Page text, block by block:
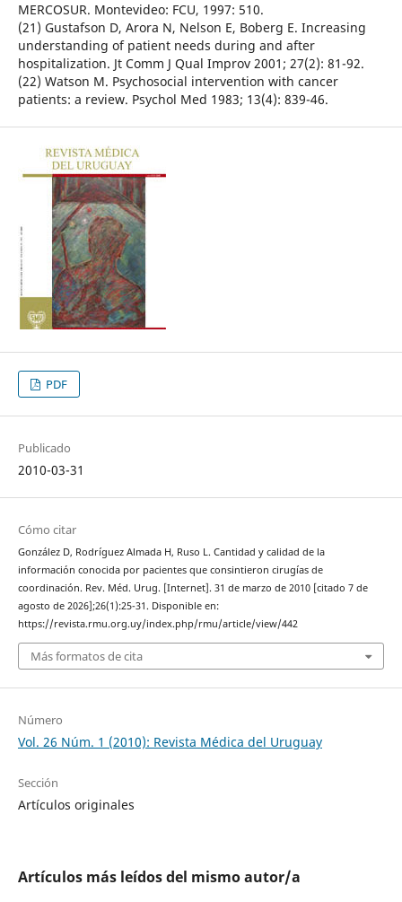
MERCOSUR. Montevideo: FCU, 1997: 510.
(21) Gustafson D, Arora N, Nelson E, Boberg E. Increasing
understanding of patient needs during and after
hospitalization. Jt Comm J Qual Improv 2001; 27(2): 81-92.
(22) Watson M. Psychosocial intervention with cancer
patients: a review. Psychol Med 1983; 13(4): 839-46.
PDF
Publicado
2010-03-31
Cómo citar
González D, Rodríguez Almada H, Ruso L. Cantidad y calidad de la
información conocida por pacientes que consintieron cirugías de
coordinación. Rev. Méd. Urug. [Internet]. 31 de marzo de 2010 [citado 7 de
agosto de 2026];26(1):25-31. Disponible en:
https://revista.rmu.org.uy/index.php/rmu/article/view/442
Más formatos de cita
Número
Vol. 26 Núm. 1 (2010): Revista Médica del Uruguay
Sección
Artículos originales
Artículos más leídos del mismo autor/a